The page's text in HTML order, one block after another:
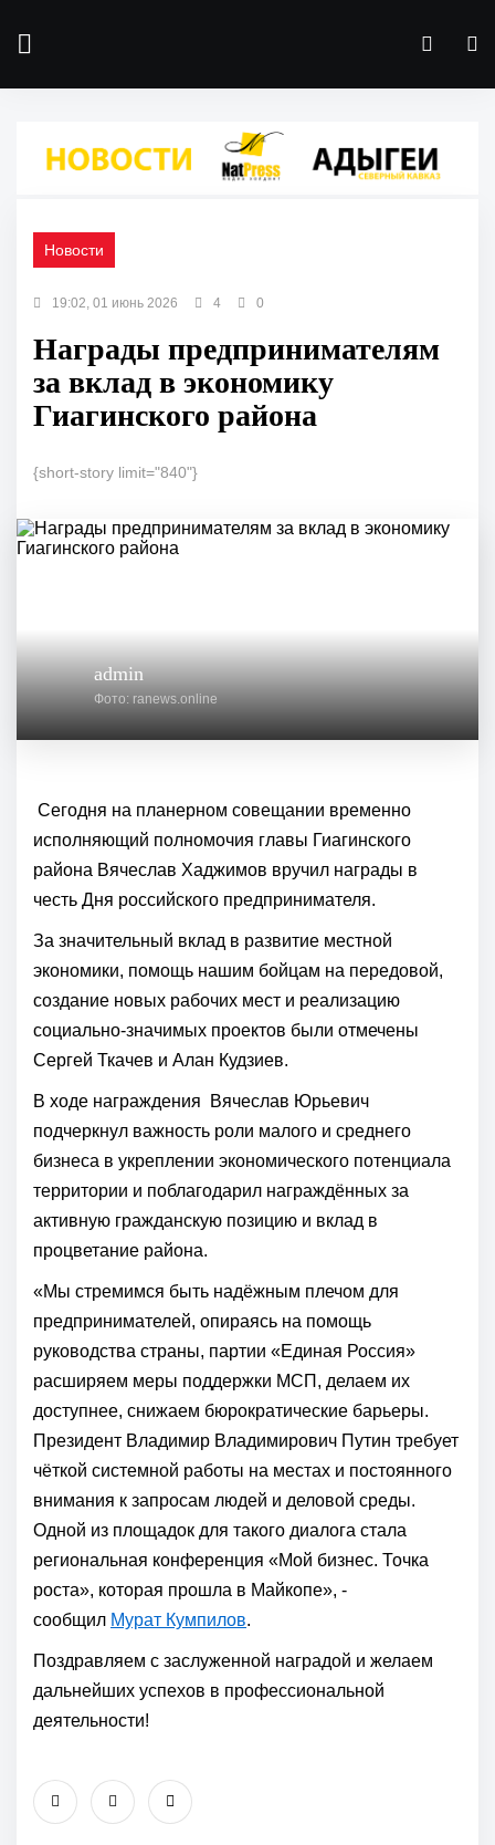
Новости
19:02, 01 июнь 2026 4 0
Награды предпринимателям
за вклад в экономику
Гиагинского района
{short-story limit="840"}
admin
Фото: ranews.online
Сегодня на планерном совещании временно
исполняющий полномочия главы Гиагинского
района Вячеслав Хаджимов вручил награды в
честь Дня российского предпринимателя.
За значительный вклад в развитие местной
экономики, помощь нашим бойцам на передовой,
создание новых рабочих мест и реализацию
социально-значимых проектов были отмечены
Сергей Ткачев и Алан Кудзиев.
В ходе награждения Вячеслав Юрьевич
подчеркнул важность роли малого и среднего
бизнеса в укреплении экономического потенциала
территории и поблагодарил награждённых за
активную гражданскую позицию и вклад в
процветание района.
«Мы стремимся быть надёжным плечом для
предпринимателей, опираясь на помощь
руководства страны, партии «Единая Россия»
расширяем меры поддержки МСП, делаем их
доступнее, снижаем бюрократические барьеры.
Президент Владимир Владимирович Путин требует
чёткой системной работы на местах и постоянного
внимания к запросам людей и деловой среды.
Одной из площадок для такого диалога стала
региональная конференция «Мой бизнес. Точка
роста», которая прошла в Майкопе», -
сообщил Мурат Кумпилов.
Поздравляем с заслуженной наградой и желаем
дальнейших успехов в профессиональной
деятельности!